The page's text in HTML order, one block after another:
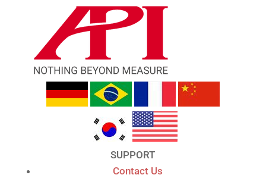
SUPPORT
Contact Us